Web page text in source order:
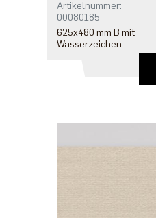
Artikelnummer:
00080185
625x480 mm B mit
Wasserzeichen